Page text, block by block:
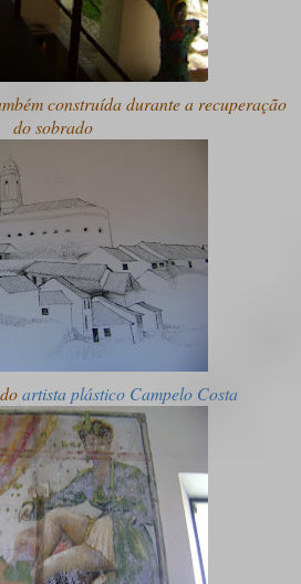
construída durante a recuperação
do sobrado
artista plástico Campelo Costa